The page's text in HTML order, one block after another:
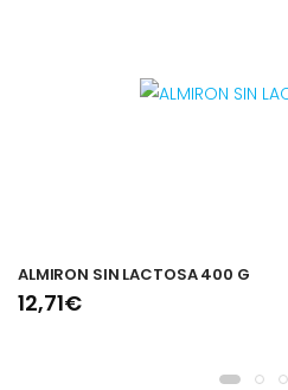
ALMIRON SIN LACTOSA 400 G
12,71€